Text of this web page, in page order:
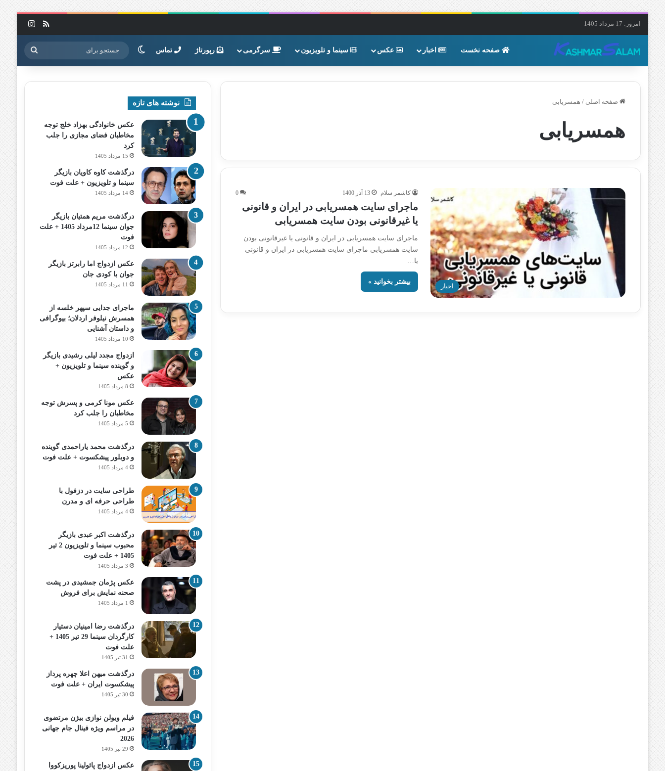
امروز: 17 مرداد 1405 خوراک
صفحه نخست اخبار عکس سینما و تلویزیون سرگرمی رپورتاژ تماس تغییر پوسته جستجو
برای
صفحه اصلی / همسریابی
همسریابی
اخبار
کاشمر سلام 13 آذر 1400 0
ماجرای سایت همسریابی در ایران و قانونی
یا غیرقانونی بودن سایت همسریابی
ماجرای سایت همسریابی در ایران و قانونی یا غیرقانونی بودن
سایت همسریابی ماجرای سایت همسریابی در ایران و قانونی
یا…
بیشتر بخوانید »
نوشته های تازه
عکس خانوادگی بهزاد خلج توجه
مخاطبان فضای مجازی را جلب
کرد
15 مرداد 1405
درگذشت کاوه کاویان بازیگر
سینما و تلویزیون + علت فوت
14 مرداد 1405
درگذشت مریم همتیان بازیگر
جوان سینما 12مرداد 1405 + علت
فوت
12 مرداد 1405
عکس ازدواج اما رابرتز بازیگر
جوان با کودی جان
11 مرداد 1405
ماجرای جدایی سپهر خلسه از
همسرش نیلوفر اردلان؛ بیوگرافی
و داستان آشنایی
10 مرداد 1405
ازدواج مجدد لیلی رشیدی بازیگر
و گوینده سینما و تلویزیون +
عکس
8 مرداد 1405
عکس مونا کرمی و پسرش توجه
مخاطبان را جلب کرد
5 مرداد 1405
درگذشت محمد یاراحمدی گوینده
و دوبلور پیشکسوت + علت فوت
4 مرداد 1405
طراحی سایت در دزفول با
طراحی حرفه‌ ای و مدرن
4 مرداد 1405
درگذشت اکبر عبدی بازیگر
محبوب سینما و تلویزیون 2 تیر
1405 + علت فوت
3 مرداد 1405
عکس پژمان جمشیدی در پشت
صحنه نمایش برای فروش
1 مرداد 1405
درگذشت رضا امینیان دستیار
کارگردان سینما 29 تیر 1405 +
علت فوت
31 تیر 1405
درگذشت میهن اعلا چهره پرداز
پیشکسوت ایران + علت فوت
30 تیر 1405
فیلم ویولن نوازی بیژن مرتضوی
در مراسم ویژه فینال جام جهانی
2026
29 تیر 1405
عکس ازدواج پائولینا پوریزکووا